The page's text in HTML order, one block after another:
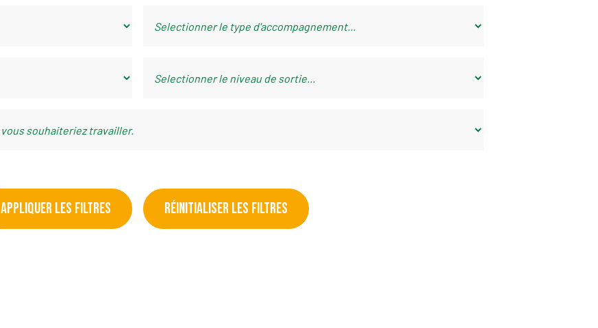
APPLIQUER LES FILTRES RÉINITIALISER LES FILTRES